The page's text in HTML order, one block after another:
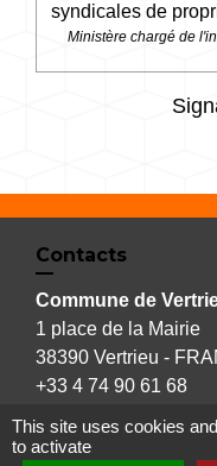
syndicales de
Ministère chargé de
Contacts
Commune de
1 place de la Mairie
38390 Vertrieu -
+33 4 74 90 61 68
This site uses cookies
to activate